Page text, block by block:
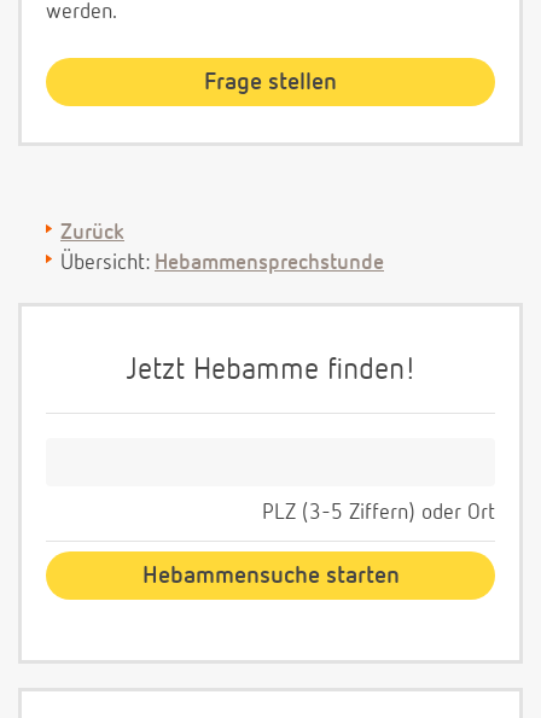
werden.
Zurück
Übersicht: Hebammensprechstunde
Jetzt Hebamme finden!
PLZ (3-5 Ziffern) oder Ort